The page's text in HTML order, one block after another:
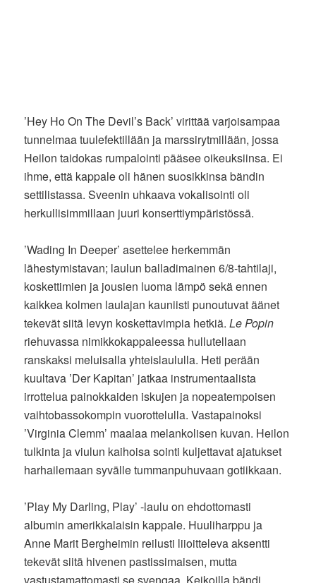
’Hey Ho On The Devil’s Back’ virittää varjoisampaa
tunnelmaa tuulefektillään ja marssirytmillään, jossa
Heilon taidokas rumpalointi pääsee oikeuksiinsa. Ei
ihme, että kappale oli hänen suosikkinsa bändin
settilistassa. Sveenin uhkaava vokalisointi oli
herkullisimmillaan juuri konserttiympäristössä.
’Wading In Deeper’ asettelee herkemmän
lähestymistavan; laulun balladimainen 6/8-tahtilaji,
koskettimien ja jousien luoma lämpö sekä ennen
kaikkea kolmen laulajan kauniisti punoutuvat äänet
tekevät siitä levyn koskettavimpia hetkiä.Le Popin
riehuvassa nimikkokappaleessa hullutellaan
ranskaksi meluisalla yhteislaululla. Heti perään
kuultava ’Der Kapitan’ jatkaa instrumentaalista
irrottelua painokkaiden iskujen ja nopeatempoisen
vaihtobassokompin vuorottelulla. Vastapainoksi
’Virginia Clemm’ maalaa melankolisen kuvan. Heilon
tulkinta ja viulun kaihoisa sointi kuljettavat ajatukset
harhailemaan syvälle tummanpuhuvaan gotiikkaan.
’Play My Darling, Play’ -laulu on ehdottomasti
albumin amerikkalaisin kappale. Huuliharppu ja
Anne Marit Bergheimin reilusti liioitteleva aksentti
tekevät siitä hivenen pastissimaisen, mutta